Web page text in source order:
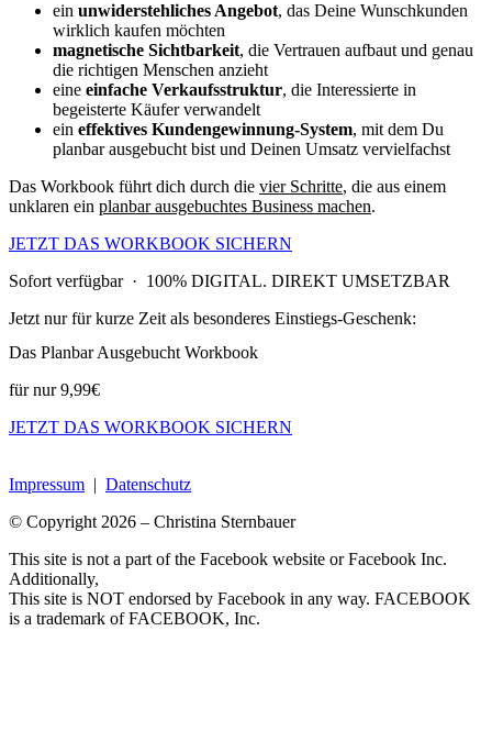
ein unwiderstehliches Angebot, das Deine Wunschkunden
wirklich kaufen möchten
magnetische Sichtbarkeit, die Vertrauen aufbaut und genau
die richtigen Menschen anzieht
eine einfache Verkaufsstruktur, die Interessierte in
begeisterte Käufer verwandelt
ein effektives Kundengewinnung-System, mit dem Du
planbar ausgebucht bist und Deinen Umsatz vervielfachst
Das Workbook führt dich durch die vier Schritte, die aus einem
unklaren ein planbar ausgebuchtes Business machen.
JETZT DAS WORKBOOK SICHERN
Sofort verfügbar · 100% DIGITAL. DIREKT UMSETZBAR​
Jetzt nur für kurze Zeit als besonderes Einstiegs-Geschenk:
Das Planbar Ausgebucht Workbook
für nur 9,99€
JETZT DAS WORKBOOK SICHERN
Impressum | Datenschutz
© Copyright 2026 – Christina Sternbauer
This site is not a part of the Facebook website or Facebook Inc.
Additionally,
This site is NOT endorsed by Facebook in any way. FACEBOOK
is a trademark of FACEBOOK, Inc.